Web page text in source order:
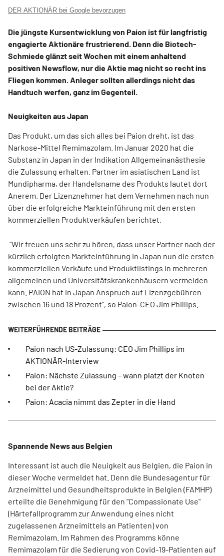
DER AKTIONÄR bei Google bevorzugen
Die jüngste Kursentwicklung von Paion ist für langfristig
engagierte Aktionäre frustrierend. Denn die Biotech-
Schmiede glänzt seit Wochen mit einem anhaltend
positiven Newsflow, nur die Aktie mag nicht so recht ins
Fliegen kommen. Anleger sollten allerdings nicht das
Handtuch werfen, ganz im Gegenteil.
Neuigkeiten aus Japan
Das Produkt, um das sich alles bei Paion dreht, ist das
Narkose-Mittel Remimazolam. Im Januar 2020 hat die
Substanz in Japan in der Indikation Allgemeinanästhesie
die Zulassung erhalten. Partner im asiatischen Land ist
Mundipharma, der Handelsname des Produkts lautet dort
Anerem. Der Lizenznehmer hat dem Vernehmen nach nun
über die erfolgreiche Markteinführung mit den ersten
kommerziellen Produktverkäufen berichtet.
"Wir freuen uns sehr zu hören, dass unser Partner nach der
kürzlich erfolgten Markteinführung in Japan nun die ersten
kommerziellen Verkäufe und Produktlistings in mehreren
allgemeinen und Universitätskrankenhäusern vermelden
kann. PAION hat in Japan Anspruch auf Lizenzgebühren
zwischen 16 und 18 Prozent", so Paion-CEO Jim Phillips.
Paion nach US-Zulassung: CEO Jim Phillips im
AKTIONÄR-Interview
Paion: Nächste Zulassung – wann platzt der Knoten
bei der Aktie?
Paion: Acacia nimmt das Zepter in die Hand
Spannende News aus Belgien
Interessant ist auch die Neuigkeit aus Belgien, die Paion in
dieser Woche vermeldet hat. Denn die Bundesagentur für
Arzneimittel und Gesundheitsprodukte in Belgien (FAMHP)
erteilte die Genehmigung für den "Compassionate Use"
(Härtefallprogramm zur Anwendung eines nicht
zugelassenen Arzneimittels an Patienten) von
Remimazolam. Im Rahmen des Programms könne
Remimazolam für die Sedierung von Covid-19-Patienten auf